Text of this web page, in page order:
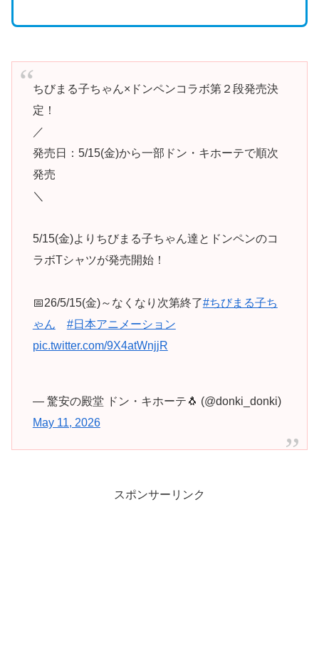
ちびまる子ちゃん×ドンペンコラボ第２段発売決
定！
／
発売日：5/15(金)から一部ドン・キホーテで順次
発売
＼
5/15(金)よりちびまる子ちゃん達とドンペンのコ
ラボTシャツが発売開始！
📅26/5/15(金)～なくなり次第終了#ちびまる子ち
ゃん
#日本アニメーション
pic.twitter.com/9X4atWnjjR
— 驚安の殿堂 ドン・キホーテ🐧 (@donki_donki)
May 11, 2026
スポンサーリンク